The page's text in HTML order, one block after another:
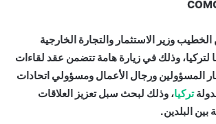
وزير الاستثمار والتجارة الخارجية
لتركيا، وذلك في زيارة هامة تتضمن عقد لقاءات
المسؤولين ورجال الأعمال ومسؤولي اتحادات
تركيا، وذلك لبحث سبل تعزيز العلاقات
بين البلدين.